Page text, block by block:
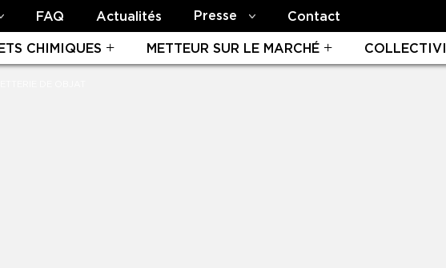
FAQ Actualités Presse Contact
CHIMIQUES METTEUR SUR LE MARCHÉ